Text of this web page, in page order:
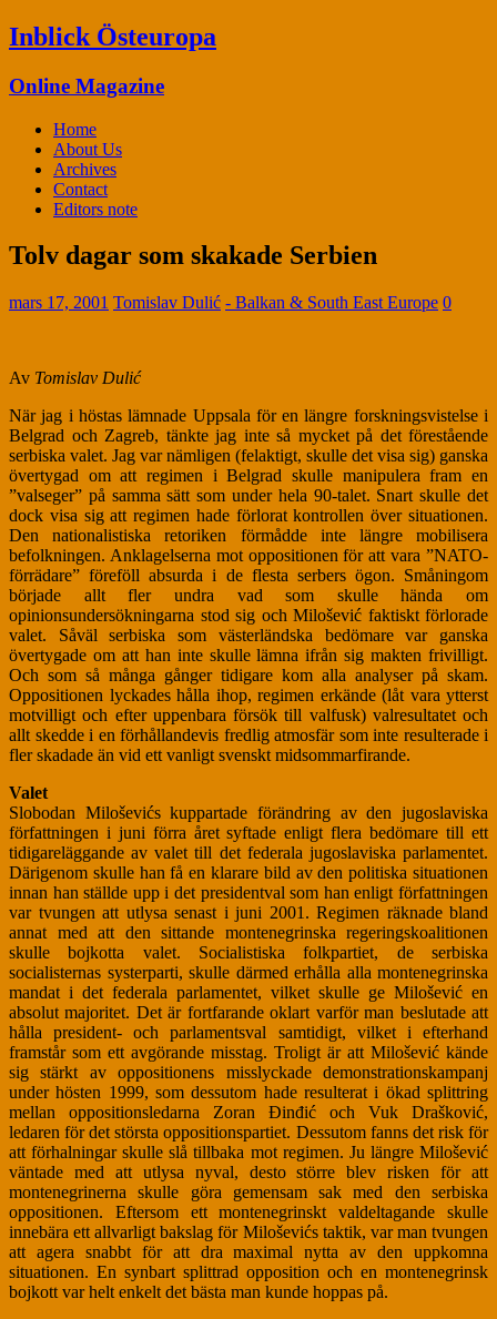
Inblick Östeuropa
Online Magazine
Home
About Us
Archives
Contact
Editors note
Tolv dagar som skakade Serbien
mars 17, 2001 Tomislav Dulić - Balkan & South East Europe 0
Av Tomislav Dulić
När jag i höstas lämnade Uppsala för en längre forskningsvistelse i
Belgrad och Zagreb, tänkte jag inte så mycket på det förestående
serbiska valet. Jag var nämligen (felaktigt, skulle det visa sig) ganska
övertygad om att regimen i Belgrad skulle manipulera fram en
”valseger” på samma sätt som under hela 90-talet. Snart skulle det
dock visa sig att regimen hade förlorat kontrollen över situationen.
Den nationalistiska retoriken förmådde inte längre mobilisera
befolkningen. Anklagelserna mot oppositionen för att vara ”NATO-
förrädare” föreföll absurda i de flesta serbers ögon. Småningom
började allt fler undra vad som skulle hända om
opinionsundersökningarna stod sig och Milošević faktiskt förlorade
valet. Såväl serbiska som västerländska bedömare var ganska
övertygade om att han inte skulle lämna ifrån sig makten frivilligt.
Och som så många gånger tidigare kom alla analyser på skam.
Oppositionen lyckades hålla ihop, regimen erkände (låt vara ytterst
motvilligt och efter uppenbara försök till valfusk) valresultatet och
allt skedde i en förhållandevis fredlig atmosfär som inte resulterade i
fler skadade än vid ett vanligt svenskt midsommarfirande.
Valet
Slobodan Miloševićs kuppartade förändring av den jugoslaviska
författningen i juni förra året syftade enligt flera bedömare till ett
tidigareläggande av valet till det federala jugoslaviska parlamentet.
Därigenom skulle han få en klarare bild av den politiska situationen
innan han ställde upp i det presidentval som han enligt författningen
var tvungen att utlysa senast i juni 2001. Regimen räknade bland
annat med att den sittande montenegrinska regeringskoalitionen
skulle bojkotta valet. Socialistiska folkpartiet, de serbiska
socialisternas systerparti, skulle därmed erhålla alla montenegrinska
mandat i det federala parlamentet, vilket skulle ge Milošević en
absolut majoritet. Det är fortfarande oklart varför man beslutade att
hålla president- och parlamentsval samtidigt, vilket i efterhand
framstår som ett avgörande misstag. Troligt är att Milošević kände
sig stärkt av oppositionens misslyckade demonstrationskampanj
under hösten 1999, som dessutom hade resulterat i ökad splittring
mellan oppositionsledarna Zoran Ðinđić och Vuk Drašković,
ledaren för det största oppositionspartiet. Dessutom fanns det risk för
att förhalningar skulle slå tillbaka mot regimen. Ju längre Milošević
väntade med att utlysa nyval, desto större blev risken för att
montenegrinerna skulle göra gemensam sak med den serbiska
oppositionen. Eftersom ett montenegrinskt valdeltagande skulle
innebära ett allvarligt bakslag för Miloševićs taktik, var man tvungen
att agera snabbt för att dra maximal nytta av den uppkomna
situationen. En synbart splittrad opposition och en montenegrinsk
bojkott var helt enkelt det bästa man kunde hoppas på.